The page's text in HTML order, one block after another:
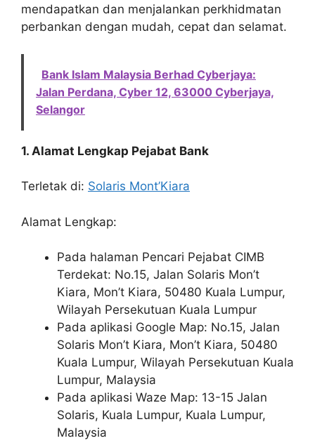
mendapatkan dan menjalankan perkhidmatan
perbankan dengan mudah, cepat dan selamat.
Bank Islam Malaysia Berhad Cyberjaya:
Jalan Perdana, Cyber 12, 63000 Cyberjaya,
Selangor
1. Alamat Lengkap Pejabat Bank
Terletak di: Solaris Mont’Kiara
Alamat Lengkap:
Pada halaman Pencari Pejabat CIMB
Terdekat: No.15, Jalan Solaris Mon’t
Kiara, Mon’t Kiara, 50480 Kuala Lumpur,
Wilayah Persekutuan Kuala Lumpur
Pada aplikasi Google Map: No.15, Jalan
Solaris Mon’t Kiara, Mon’t Kiara, 50480
Kuala Lumpur, Wilayah Persekutuan Kuala
Lumpur, Malaysia
Pada aplikasi Waze Map: 13-15 Jalan
Solaris, Kuala Lumpur, Kuala Lumpur,
Malaysia